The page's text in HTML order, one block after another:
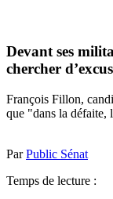
Devant ses
chercher
François Fillon,
que "dans la défaite,
ParPublic Sénat
Temps de lecture :